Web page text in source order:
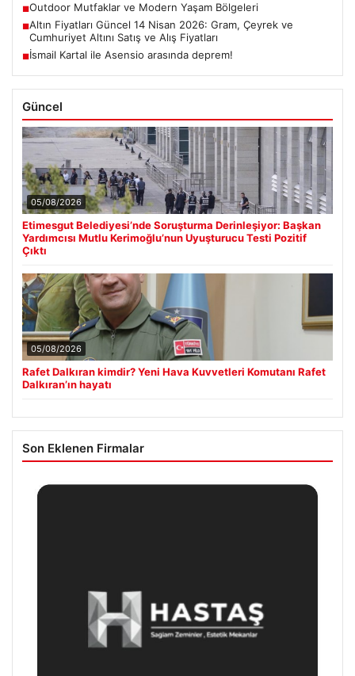
■Outdoor Mutfaklar ve Modern Yaşam Bölgeleri
■Altın Fiyatları Güncel 14 Nisan 2026: Gram, Çeyrek ve
Cumhuriyet Altını Satış ve Alış Fiyatları
■İsmail Kartal ile Asensio arasında deprem!
Güncel
05/08/2026
Etimesgut Belediyesi’nde Soruşturma Derinleşiyor: Başkan
Yardımcısı Mutlu Kerimoğlu’nun Uyuşturucu Testi Pozitif
Çıktı
05/08/2026
Rafet Dalkıran kimdir? Yeni Hava Kuvvetleri Komutanı Rafet
Dalkıran’ın hayatı
Son Eklenen Firmalar